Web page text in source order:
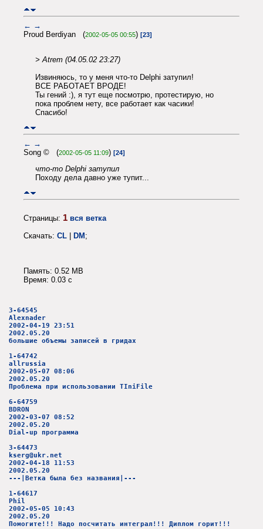
← →
Proud Berdiyan (2002-05-05 00:55) [23]
> Atrem (04.05.02 23:27)
Извиняюсь, то у меня что-то Delphi затупил!
ВСЕ РАБОТАЕТ ВРОДЕ!
Ты гений :), я тут еще посмотрю, протестирую, но
пока проблем нету, все работает как часики!
Спасибо!
← →
Song © (2002-05-05 11:09) [24]
что-то Delphi затупил
Походу дела давно уже тупит...
Страницы: 1 вся ветка
Скачать: CL DM ;
Память: 0.52 MB
Время: 0.03 c
3-64545
Alexnader
2002-04-19 23:51
2002.05.20
большие объемы записей в гридах
1-64742
allrussia
2002-05-07 08:06
2002.05.20
Проблема при использовании TIniFile
6-64759
BDRON
2002-03-07 08:52
2002.05.20
Dial-up программа
3-64473
kserg@ukr.net
2002-04-18 11:53
2002.05.20
---|Ветка была без названия|---
1-64617
Phil
2002-05-05 10:43
2002.05.20
Помогите!!! Надо посчитать интеграл!!! Диплом горит!!!